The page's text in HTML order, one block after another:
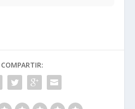
COMPARTIR: